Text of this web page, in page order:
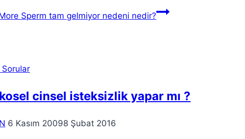
Sperm tam gelmiyor nedeni nedir?
cinsel isteksizlik yapar mı ?
6 Kasım 20098 Şubat 2016